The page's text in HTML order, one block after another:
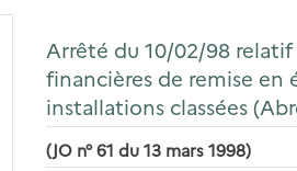
Arrêté du 10/02/98
financières de remise en
installations classées
(JO n° 61 du 13 mars 1998)